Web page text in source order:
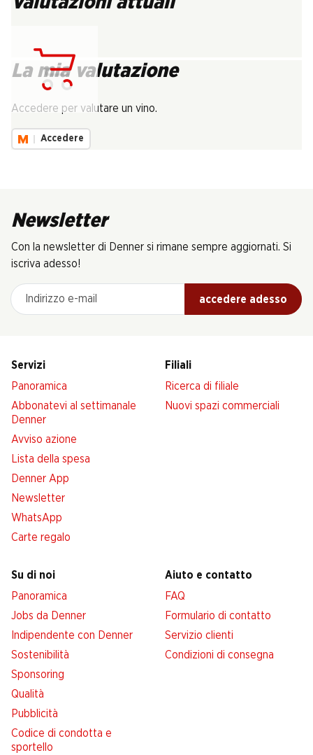
La mia valutazione
Accedere per valutare un vino.
Accedere
Newsletter
Con la newsletter di Denner si rimane sempre aggiornati. Si
iscriva adesso!
Indirizzo e-mail
accedere adesso
Servizi
Panoramica
Abbonatevi al settimanale
Denner
Avviso azione
Lista della spesa
Denner App
Newsletter
WhatsApp
Carte regalo
Filiali
Ricerca di filiale
Nuovi spazi commerciali
Su di noi
Panoramica
Jobs da Denner
Indipendente con Denner
Sostenibilità
Sponsoring
Qualità
Pubblicità
Codice di condotta e
sportello
Aiuto e contatto
FAQ
Formulario di contatto
Servizio clienti
Condizioni di consegna